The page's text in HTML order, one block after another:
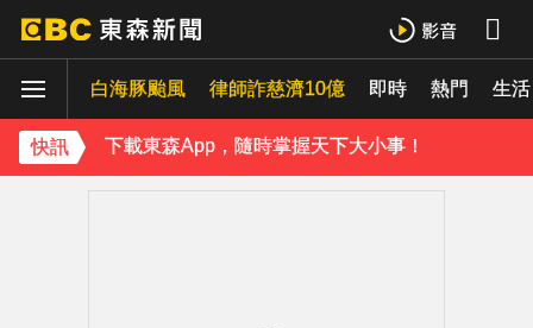
白海豚颱風 律師詐慈濟10億 即時 熱門 生活
快訊
下載東森App，隨時掌握天下大小事！